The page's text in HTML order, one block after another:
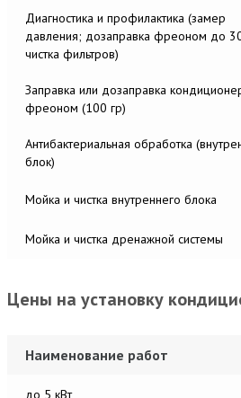
Диагностика и профилактика (замер
давления; дозаправка фреоном до
чистка фильтров)
Заправка или дозаправка
фреоном (100 гр)
Антибактериальная обработка
блок)
Мойка и чистка внутреннего блока
Мойка и чистка дренажной системы
Цены на установку
Наименование работ
до 5 кВт